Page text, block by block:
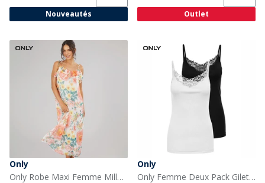
Nouveautés Outlet
Only
Only Robe Maxi Femme Milla à Bretelles Cloud Dancer Big Flowers
Only
Only Femme Deux Pack Gilets / Blanc Noir